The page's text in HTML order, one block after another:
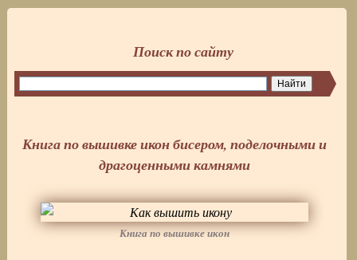
Поиск по сайту
Книга по вышивке икон бисером, поделочными и
драгоценными камнями
Книга по вышивке икон